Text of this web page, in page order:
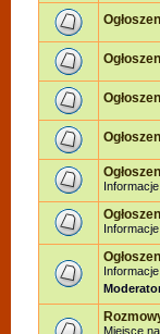
Miejsce